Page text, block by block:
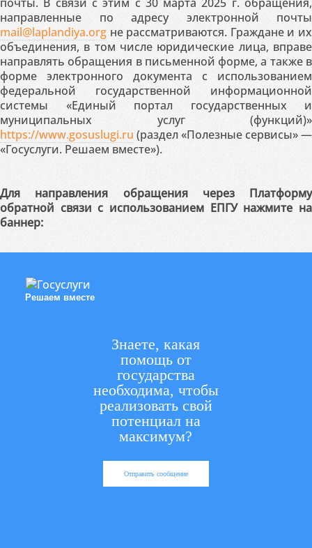
направленные по адресу электронной почты
mail@laplandiya.org не рассматриваются. Граждане и их
объединения, в том числе юридические лица, вправе
направлять обращения в письменной форме, а также в
форме электронного документа с использованием
федеральной государственной информационной
системы «Единый портал государственных и
муниципальных услуг (функций)»
https://www.gosuslugi.ru (раздел «Полезные сервисы» —
«Госуслуги. Решаем вместе»).
Для направления обращения через Платформу
обратной связи с использованием ЕПГУ нажмите на
баннер:
Решаем вместе
Знаете, какая
помощь от
государства
необходима, чтобы
реализовать свой
потенциал на
максимум?
Отправить сообщение